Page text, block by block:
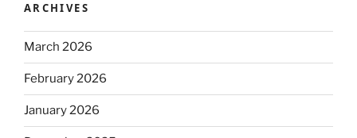
ARCHIVES
March 2026
February 2026
January 2026